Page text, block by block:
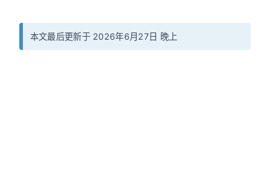
本文最后更新于 2026年6月27日 晚上